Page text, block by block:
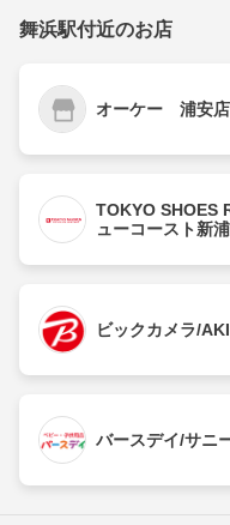
舞浜駅付近のお店
オーケー 浦安店
TOKYO SHOES
ューコースト新
ビックカメラ/
バースデイ/サニ